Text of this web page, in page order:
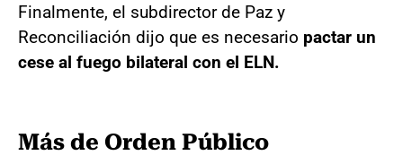
Finalmente, el subdirector de Paz y
Reconciliación dijo que es necesario pactar un
cese al fuego bilateral con el ELN.
Más de Orden Público